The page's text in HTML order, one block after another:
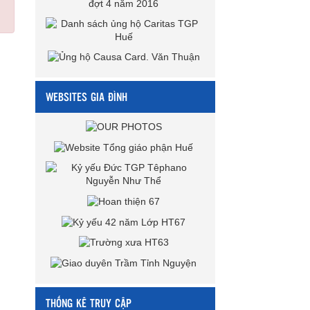
WEBSITES GIA ĐÌNH
THỐNG KÊ TRUY CẬP